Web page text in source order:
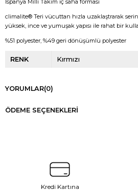
climalite® Teri vücuttan hızla uzaklaştrarak
yüksek, ince ve yumuşak yapısı ile rahat bir
%51 polyester, %49 geri dönüşümlü polyester
RENK Kırmızı
YORUMLAR(0)
ÖDEME SEÇENEKLERI
Kredi Kartına